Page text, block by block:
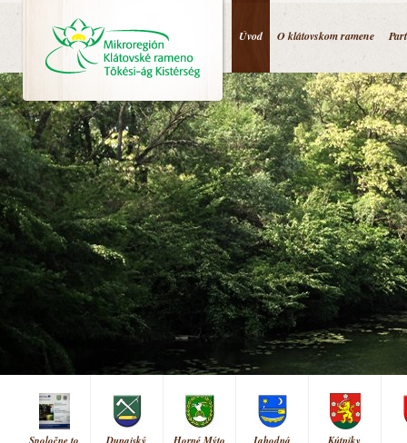
Úvod O klátovskom ramene